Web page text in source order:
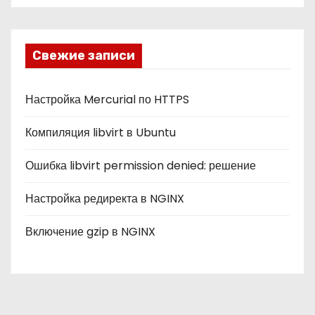
к
и
Свежие записи
Настройка Mercurial по HTTPS
Компиляция libvirt в Ubuntu
Ошибка libvirt permission denied: решение
Настройка редиректа в NGINX
Включение gzip в NGINX